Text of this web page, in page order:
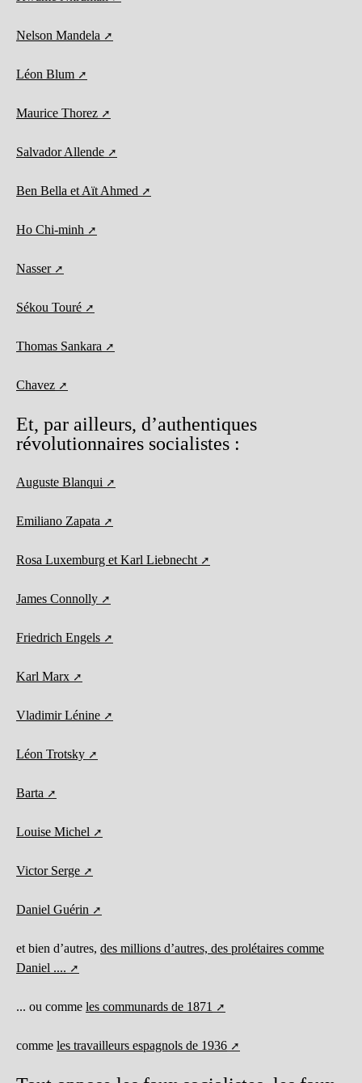
Nelson Mandela
Léon Blum
Maurice Thorez
Salvador Allende
Ben Bella et Aït Ahmed
Ho Chi-minh
Nasser
Sékou Touré
Thomas Sankara
Chavez
Et, par ailleurs, d’authentiques
révolutionnaires socialistes :
Auguste Blanqui
Emiliano Zapata
Rosa Luxemburg et Karl Liebnecht
James Connolly
Friedrich Engels
Karl Marx
Vladimir Lénine
Léon Trotsky
Barta
Louise Michel
Victor Serge
Daniel Guérin
et bien d’autres, des millions d’autres, des prolétaires comme
Daniel ....
... ou comme les communards de 1871
comme les travailleurs espagnols de 1936